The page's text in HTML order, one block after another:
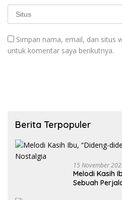
Simpan nama, email, dan situs
untuk komentar saya berikutnya.
Berita Terpopuler
15 November
Melodi Kasih
Sebuah